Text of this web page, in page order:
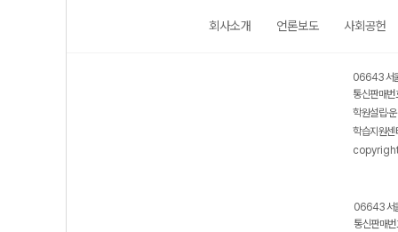
회사소개 언론보도 사회공헌
06643 서
통신판매
학원설립·
학습지원
06643 서
통신판매